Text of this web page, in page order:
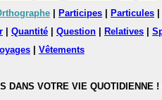
Participes Particules
Quantité Question Relatives
Vêtements
DANS VOTRE VIE